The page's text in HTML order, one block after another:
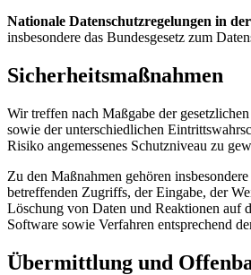
Nationale Datenschutzregelungen in
insbesondere das Bundesgesetz zum
Sicherheitsmaßnahmen
Wir treffen nach Maßgabe der
sowie der unterschiedlichen
Risiko angemessenes Schutzniveau zu
Zu den Maßnahmen gehören
betreffenden Zugriffs, der Eingabe, der
Löschung von Daten und Reaktionen auf
Software sowie Verfahren entsprechend
Übermittlung und